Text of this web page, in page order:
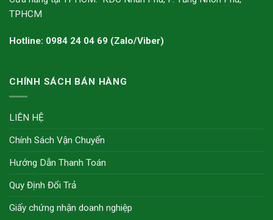
TPHCM
Hotline: 0984 24 04 69 (Zalo/Viber)
CHÍNH SÁCH BÁN HÀNG
LIÊN HỆ
Chính Sách Vận Chuyển
Hướng Dẫn Thanh Toán
Quy Định Đổi Trả
Giấy chứng nhận doanh nghiệp